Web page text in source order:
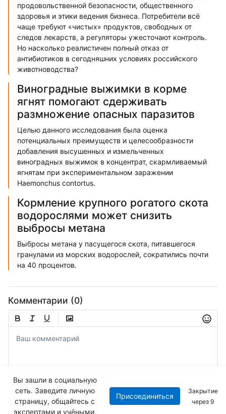
продовольственной безопасности, общественного
здоровья и этики ведения бизнеса. Потребители всё
чаще требуют «чистых» продуктов, свободных от
следов лекарств, а регуляторы ужесточают контроль.
Но насколько реалистичен полный отказ от
антибиотиков в сегодняшних условиях российского
животноводства?
Виноградные выжимки в корме
ягнят помогают сдерживать
размножение опасных паразитов
Целью данного исследования была оценка
потенциальных преимуществ и целесообразности
добавления высушенных и измельченных
виноградных выжимок в концентрат, скармливаемый
ягнятам при экспериментальном заражении
Haemonchus contortus.
Кормление крупного рогатого скота
водорослями может снизить
выбросы метана
Выбросы метана у пасущегося скота, питавшегося
гранулами из морских водорослей, сократились почти
на 40 процентов.
Комментарии (0)
Отправить
Вы зашли в социальную
сеть. Заведите личную
страницу, общайтесь с
экспертами и учёными.
Присоединиться
Закрытие
через 8